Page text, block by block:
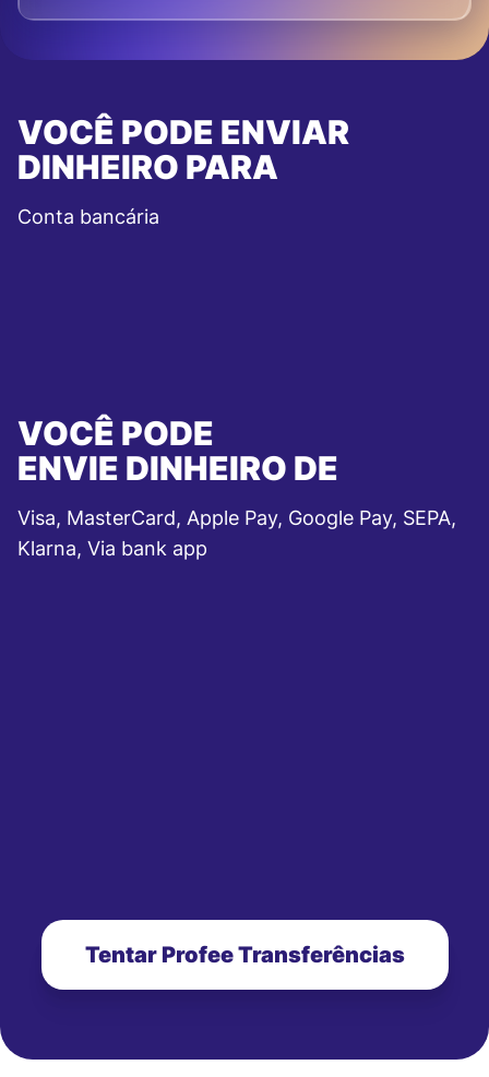
VOCÊ PODE ENVIAR
DINHEIRO PARA
Conta bancária
VOCÊ PODE
ENVIE DINHEIRO DE
Visa, MasterCard, Apple Pay, Google Pay, SEPA,
Klarna, Via bank app
Tentar Profee Transferências